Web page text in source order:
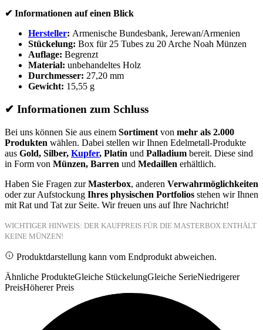
✔ Informationen auf einen Blick
Hersteller: Armenische Bundesbank, Jerewan/Armenien
Stückelung: Box für 25 Tubes zu 20 Arche Noah Münzen
Auflage: Begrenzt
Material: unbehandeltes Holz
Durchmesser: 27,20 mm
Gewicht: 15,55 g
✔ Informationen zum Schluss
Bei uns können Sie aus einem Sortiment von mehr als 2.000
Produkten wählen. Dabei stellen wir Ihnen Edelmetall-Produkte
aus Gold, Silber, Kupfer, Platin und Palladium bereit. Diese sind
in Form von Münzen, Barren und Medaillen erhältlich.
Haben Sie Fragen zurMasterbox, anderen Verwahrmöglichkeiten
oder zur Aufstockung Ihres physischen Portfolios stehen wir Ihnen
mit Rat und Tat zur Seite. Wir freuen uns auf Ihre Nachricht!
WICHTIGER HINWEIS: DER KAUFPREIS FÜR DIE MASTERBOX ENTHÄLT
KEINE MÜNZEN!
Produktdarstellung kann vom Endprodukt abweichen.
Ähnliche ProdukteGleiche StückelungGleiche SerieNiedrigerer
PreisHöherer Preis